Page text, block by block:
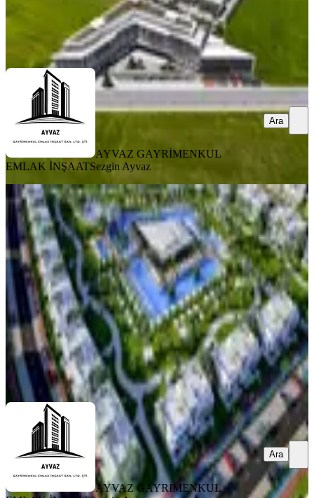
AYVAZ GAYRİMENKUL EMLAK İNŞAATSezgin Ayvaz
AYVAZ GAYRİMENKUL
EMLAK İNŞAATSezgin Ayvaz
Ara
SIFIR BİNA
Four Seasons Lıfe Iıı : İskele'nin Yeni
Yaşam Vizyonu
İskele, Merkez Mahallesi
2+1· 79 m² ·Villa tipi·30.07.2026
193.000 €
AYVAZ GAYRİMENKUL EMLAK İNŞAATSezgin Ayvaz
Ara
AYVAZ GAYRİMENKUL
Ara